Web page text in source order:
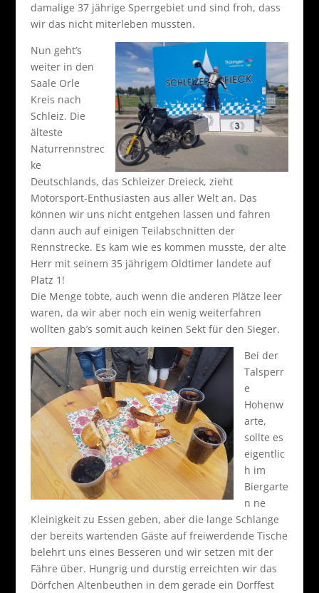
damalige 37 jährige Sperrgebiet und sind froh, dass
wir das nicht miterleben mussten.
Nun geht’s
weiter in den
Saale Orle
Kreis nach
Schleiz. Die
älteste
Naturrennstrec
ke
Deutschlands, das Schleizer Dreieck, zieht
Motorsport-Enthusiasten aus aller Welt an. Das
können wir uns nicht entgehen lassen und fahren
dann auch auf einigen Teilabschnitten der
Rennstrecke. Es kam wie es kommen musste, der alte
Herr mit seinem 35 jährigem Oldtimer landete auf
Platz 1!
Die Menge tobte, auch wenn die anderen Plätze leer
waren, da wir aber noch ein wenig weiterfahren
wollten gab’s somit auch keinen Sekt für den Sieger.
Bei der
Talsperr
e
Hohenw
arte,
sollte es
eigentlic
h im
Biergarte
n ne
Kleinigkeit zu Essen geben, aber die lange Schlange
der bereits wartenden Gäste auf freiwerdende Tische
belehrt uns eines Besseren und wir setzen mit der
Fähre über. Hungrig und durstig erreichten wir das
Dörfchen Altenbeuthen in dem gerade ein Dorffest